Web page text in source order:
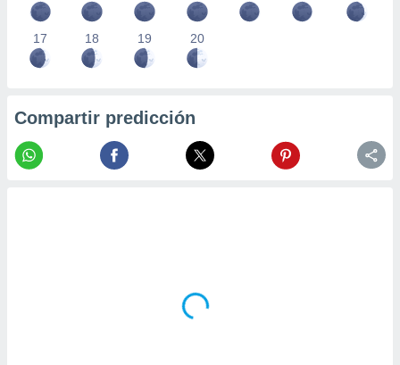
17 18 19 20
Compartir predicción